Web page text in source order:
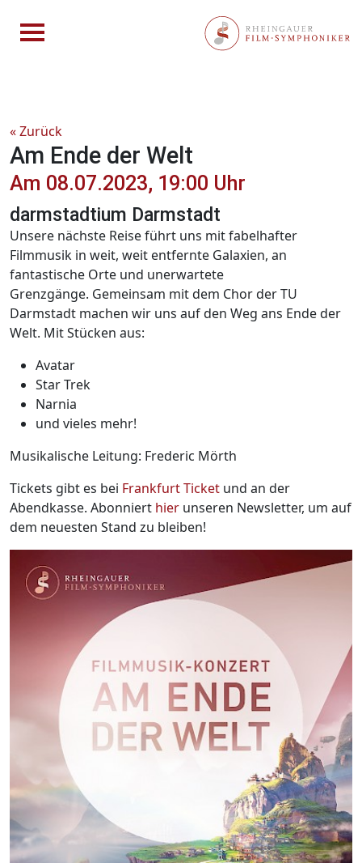
« Zurück
Am Ende der Welt
Am 08.07.2023, 19:00 Uhr
darmstadtium Darmstadt
Unsere nächste Reise führt uns mit fabelhafter
Filmmusik in weit, weit entfernte Galaxien, an
fantastische Orte und unerwartete
Grenzgänge. Gemeinsam mit dem Chor der TU
Darmstadt machen wir uns auf den Weg ans Ende der
Welt. Mit Stücken aus:
Avatar
Star Trek
Narnia
und vieles mehr!
Musikalische Leitung: Frederic Mörth
Tickets gibt es bei Frankfurt Ticket und an der
Abendkasse. Abonniert hier unseren Newsletter, um auf
dem neuesten Stand zu bleiben!